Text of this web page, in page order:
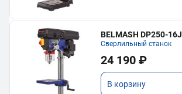
BELMASH DP250-16J
Сверлильный станок
24 190 ₽
В корзину